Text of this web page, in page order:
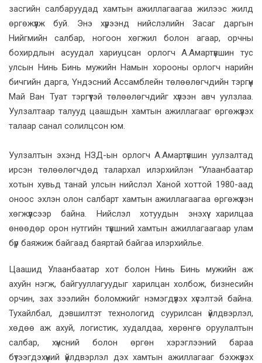
засгийн салбаруудад хамтын ажиллагаагаа жилээс жилд
өргөжүүлж буй. Энэ хүрээнд нийслэлийн Засаг даргын
Нийгмийн салбар, ногоон хөгжил болон агаар, орчны
бохирдлын асуудал хариуцсан орлогч А.Амартүвшин тус
улсын Нинь Бинь мужийн Намын хорооны орлогч нарийн
бичгийн дарга, Үндэсний Ассамблейн төлөөлөгчдийн тэргүүн
Май Ван Туат тэргүүтэй төлөөлөгчдийг хүлээн авч уулзлаа.
Уулзалтаар талууд цаашдын хамтын ажиллагааг өргөжүүлэх
талаар санал солилцсон юм.
Уулзалтын эхэнд НЗД-ын орлогч А.Амартүвшин уулзалтад
ирсэн төлөөлөгчдөд талархал илэрхийлэн “Улаанбаатар
хотын хувьд танай улсын нийслэл Ханой хоттой 1980-аад
оноос эхлэн олон салбарт хамтын ажиллагаагаа өргөжүүлэн
хөгжүүлсээр байна. Нийслэл хотуудын энэхүү харилцаа
өнөөдөр орон нутгийн түвшний хамтын ажиллагаагаар улам
бүр баяжиж байгаад баяртай байгаа илэрхийлье.
Цаашид Улаанбаатар хот болон Нинь Бинь мужийн аж
ахуйн нэгж, байгууллагуудыг харилцан холбож, бизнесийн
орчин, зах зээлийн боломжийг нэмэгдүүлэх хүсэлтэй байна.
Тухайлбал, дэвшилтэт технологид суурилсан үйлдвэрлэл,
хөдөө аж ахуй, логистик, худалдаа, хөрөнгө оруулалтын
салбар, хүнсний болон өргөн хэрэглээний бараа
бүтээгдэхүүний үйлдвэрлэл дэх хамтын ажиллагааг бэхжүүлэх